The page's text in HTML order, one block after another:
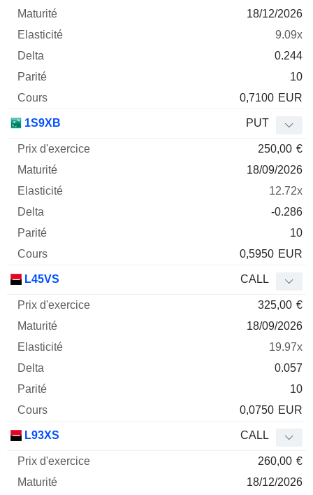
18/12/2026
9.09x
0.244
10
0,7100 EUR
1S9XB PUT
250,00 €
18/09/2026
12.72x
-0.286
10
0,5950 EUR
L45VS CALL
325,00 €
18/09/2026
19.97x
0.057
10
0,0750 EUR
L93XS CALL
260,00 €
18/12/2026